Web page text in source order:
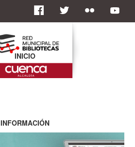
INICIO
INFORMACIÓN